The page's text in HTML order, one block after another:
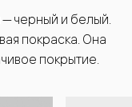
черный и белый.
покраска. Она
покрытие.